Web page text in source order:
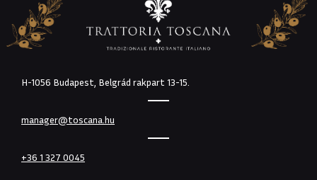
H-1056 Budapest, Belgrád rakpart 13-15.
manager@toscana.hu
+36 1 327 0045